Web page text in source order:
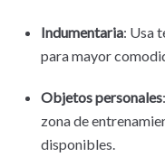
Indumentaria: Usa
para mayor
Objetos personales
zona de
disponibles.